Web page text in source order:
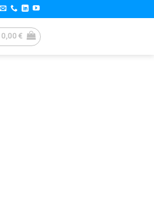
0,00€